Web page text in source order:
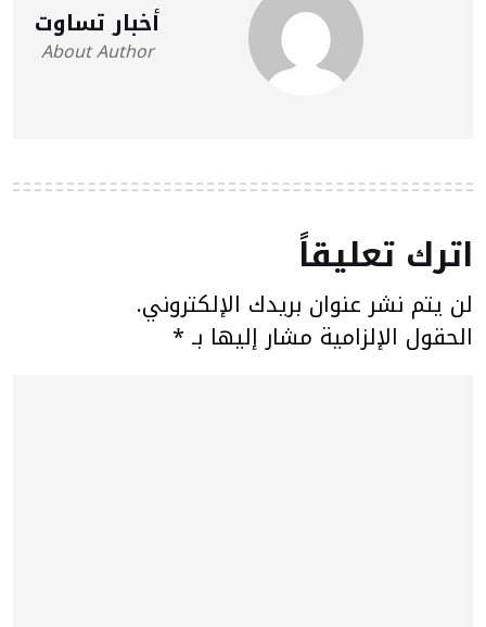
أخبار تساوت
About Author
اترك تعليقاً
لن يتم نشر عنوان بريدك الإلكتروني.
الحقول الإلزامية مشار إليها بـ *